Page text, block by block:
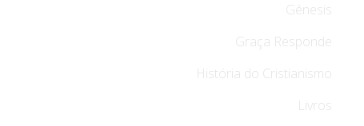
Gênesis
Graça Responde
História do Cristianismo
Livros